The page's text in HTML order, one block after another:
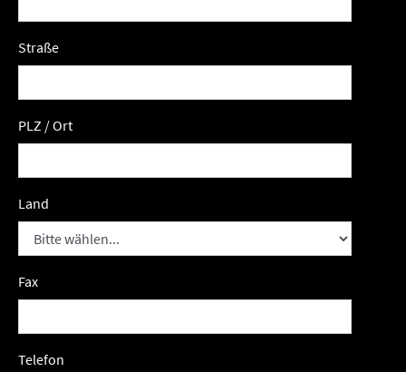
Straße
PLZ / Ort
Land
Fax
Telefon